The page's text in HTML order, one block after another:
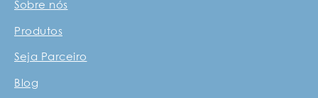
Sobre nós
Produtos
Seja Parceiro
Blog